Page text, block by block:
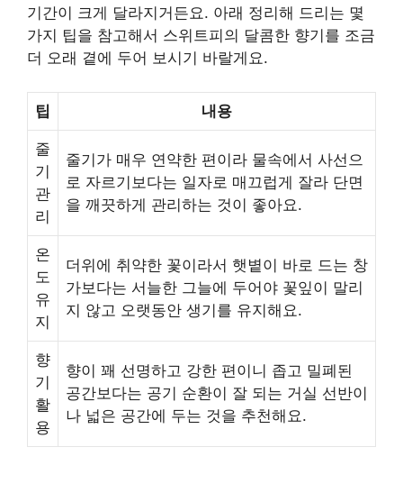
기간이 크게 달라지거든요. 아래 정리해 드리는 몇
가지 팁을 참고해서 스위트피의 달콤한 향기를 조금
더 오래 곁에 두어 보시기 바랄게요.
팁 내용
줄
기
관
리
줄기가 매우 연약한 편이라 물속에서 사선으
로 자르기보다는 일자로 매끄럽게 잘라 단면
을 깨끗하게 관리하는 것이 좋아요.
온
도
유
지
더위에 취약한 꽃이라서 햇볕이 바로 드는 창
가보다는 서늘한 그늘에 두어야 꽃잎이 말리
지 않고 오랫동안 생기를 유지해요.
향
기
활
용
향이 꽤 선명하고 강한 편이니 좁고 밀폐된
공간보다는 공기 순환이 잘 되는 거실 선반이
나 넓은 공간에 두는 것을 추천해요.